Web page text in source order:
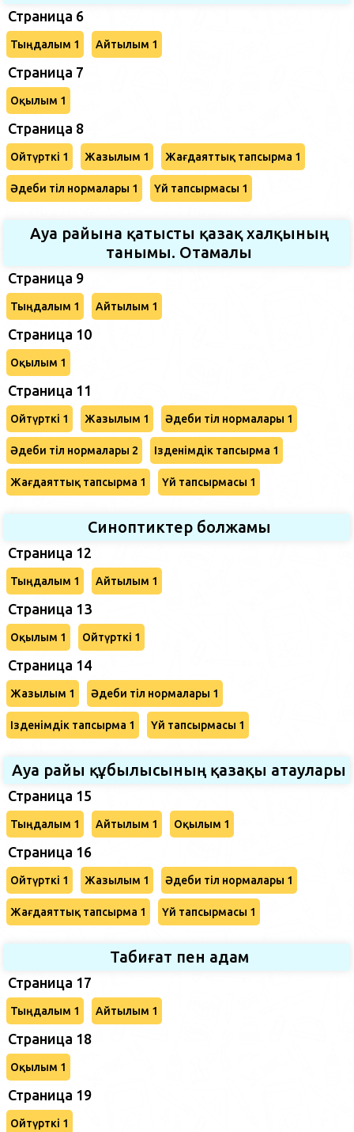
Страница 6
Тыңдалым 1 Айтылым 1
Страница 7
Оқылым 1
Страница 8
Ойтүрткі 1 Жазылым 1 Жағдаяттық тапсырма 1
Әдеби тіл нормалары 1 Үй тапсырмасы 1
Ауа райына қатысты қазақ халқының
танымы. Отамалы
Страница 9
Тыңдалым 1 Айтылым 1
Страница 10
Оқылым 1
Страница 11
Ойтүрткі 1 Жазылым 1 Әдеби тіл нормалары 1
Әдеби тіл нормалары 2 Ізденімдік тапсырма 1
Жағдаяттық тапсырма 1 Үй тапсырмасы 1
Синоптиктер болжамы
Страница 12
Тыңдалым 1 Айтылым 1
Страница 13
Оқылым 1 Ойтүрткі 1
Страница 14
Жазылым 1 Әдеби тіл нормалары 1
Ізденімдік тапсырма 1 Үй тапсырмасы 1
Ауа райы құбылысының қазақы атаулары
Страница 15
Тыңдалым 1 Айтылым 1 Оқылым 1
Страница 16
Ойтүрткі 1 Жазылым 1 Әдеби тіл нормалары 1
Жағдаяттық тапсырма 1 Үй тапсырмасы 1
Табиғат пен адам
Страница 17
Тыңдалым 1 Айтылым 1
Страница 18
Оқылым 1
Страница 19
Ойтүрткі 1